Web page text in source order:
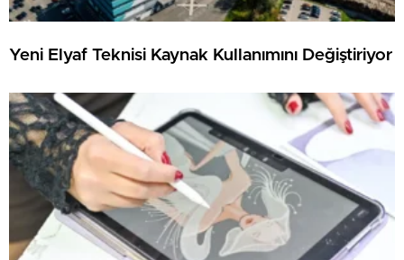
Yeni Elyaf Teknisi Kaynak Kullanımını Değiştiriyor